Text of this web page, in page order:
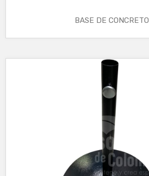
BASE DE CONCRETO